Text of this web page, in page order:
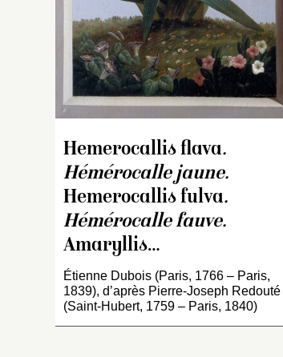
Hemerocallis flava.
Hémérocalle jaune.
Hemerocallis fulva.
Hémérocalle fauve.
Amaryllis…
Étienne Dubois (Paris, 1766 – Paris,
1839), d’après Pierre-Joseph Redouté
(Saint-Hubert, 1759 – Paris, 1840)